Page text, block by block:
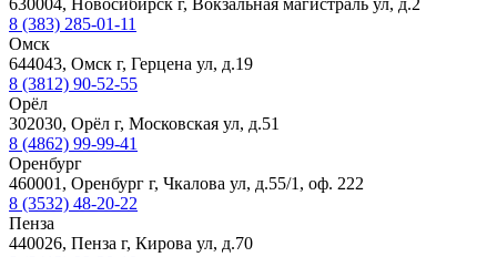
8 (383) 285-01-11
Омск
644043, Омск г, Герцена ул, д.19
8 (3812) 90-52-55
Орёл
302030, Орёл г, Московская ул, д.51
8 (4862) 99-99-41
Оренбург
460001, Оренбург г, Чкалова ул, д.55/1, оф. 222
8 (3532) 48-20-22
Пенза
440026, Пенза г, Кирова ул, д.70